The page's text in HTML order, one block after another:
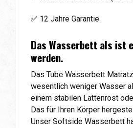
✅ 12 Jahre Garantie
Das Wasserbett als ist
werden.
Das Tube Wasserbett
wesentlich weniger Wasser
einem stabilen Lattenrost
Das für Ihren Körper
Unser Softside Wasserbett